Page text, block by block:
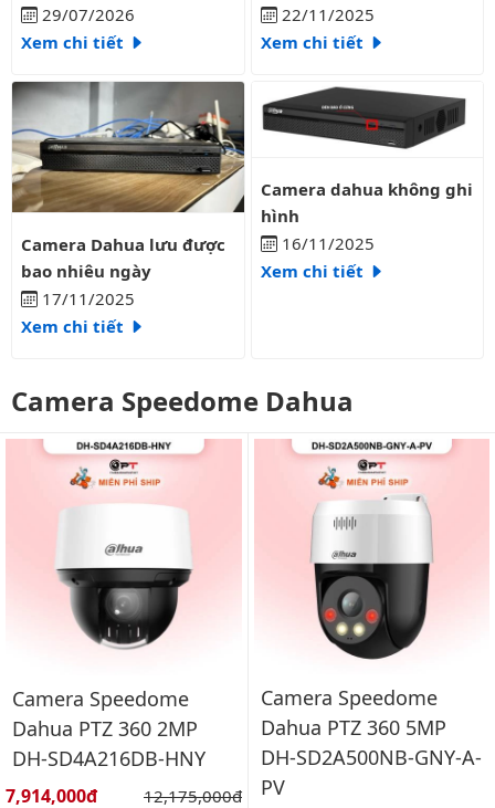
liên tục?
29/07/2026
Xem chi tiết
22/11/2025
Xem chi tiết
Camera Dahua lưu được bao nhiêu ngày
Camera Dahua lưu được
bao nhiêu ngày
17/11/2025
Xem chi tiết
Camera dahua không ghi hình
Camera dahua không ghi
hình
16/11/2025
Xem chi tiết
Camera Speedome Dahua
Camera Speedome
Dahua PTZ 360 2MP
DH-SD4A216DB-HNY
Giá bán:
7,914,000đ Giá gốc:
12,175,000đ
Camera Speedome
Dahua PTZ 360 5MP
DH-SD2A500NB-GNY-A-
PV